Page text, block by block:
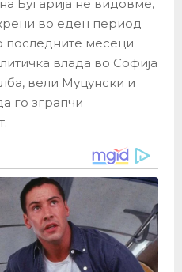
Бугарија не видовме,
во еден период
последните месеци
влада во Софија
вели Муцунски и
го зграпчи